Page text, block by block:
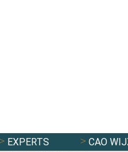
EXPERTS CAO